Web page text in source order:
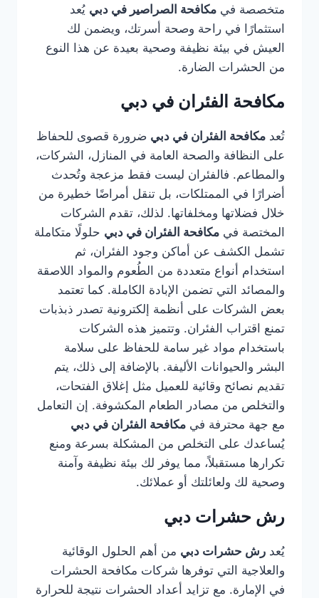
متخصصة في مكافحة الصراصير في دبي يُعد
استثمارًا في راحة وصحة أسرتك، ويضمن لك
العيش في بيئة نظيفة وصحية بعيدة عن هذا النوع
من الحشرات الضارة.
مكافحة الفئران في دبي
تُعد مكافحة الفئران في دبي ضرورة قصوى للحفاظ
على النظافة والصحة العامة في المنازل، الشركات،
والمطاعم. فالفئران ليست فقط مزعجة وتُحدث
أضرارًا في الممتلكات، بل تنقل أمراضًا خطيرة من
خلال فضلاتها ومخلفاتها. لذلك، تقدم الشركات
المختصة في مكافحة الفئران في دبي حلولًا متكاملة
تشمل الكشف عن أماكن وجود الفئران، ثم
استخدام أنواع متعددة من الطُعوم والمواد اللاصقة
والمصائد التي تضمن الإبادة الكاملة. كما تعتمد
بعض الشركات على أنظمة إلكترونية تصدر ذبذبات
تمنع اقتراب الفئران. وتتميز هذه الشركات
باستخدام مواد غير سامة للحفاظ على سلامة
البشر والحيوانات الأليفة. بالإضافة إلى ذلك، يتم
تقديم نصائح وقائية للعميل مثل إغلاق الفتحات،
والتخلص من مصادر الطعام المكشوفة. إن التعامل
مع جهة محترفة في مكافحة الفئران في دبي
يُساعدك على التخلص من المشكلة بسرعة ومنع
تكرارها مستقبلاً، مما يوفر لك بيئة نظيفة وآمنة
وصحية لك ولعائلتك أو عملائك.
رش حشرات دبي
يُعد رش حشرات دبي من أهم الحلول الوقائية
والعلاجية التي توفرها شركات مكافحة الحشرات
في الإمارة. مع تزايد أعداد الحشرات نتيجة للحرارة